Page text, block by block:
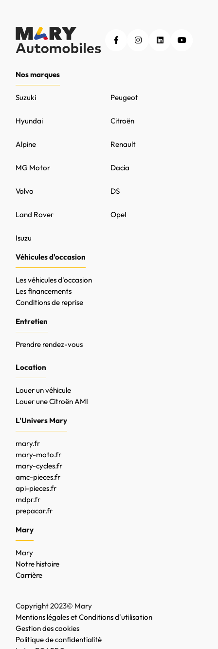
Nos marques
Peugeot
DS
MG Motor
Citroën
Opel
Volvo
Renault
Hyundai
Land Rover
Dacia
Alpine
Isuzu
Suzuki
Véhicules d'occasion
Les véhicules d'occasion
Les financements
Conditions de reprise
Entretien
Prendre rendez-vous
Location
Louer un véhicule
Louer une Citroën AMI
L'Univers Mary
mary.fr
mary-moto.fr
mary-cycles.fr
amc-pieces.fr
api-pieces.fr
mdpr.fr
prepacar.fr
Mary
Mary
Notre histoire
Carrière
Copyright 2023© Mary
Mentions légales et Conditions d'utilisation
Gestion des cookies
Politique de confidentialité